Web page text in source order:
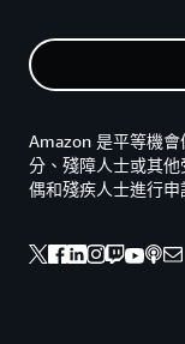
Amazon 是平等機
分、殘障人士或其
偶和殘疾人士進行申